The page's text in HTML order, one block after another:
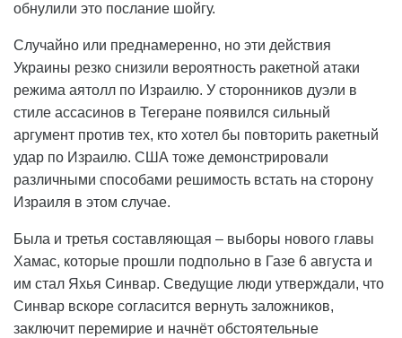
обнулили это послание шойгу.
Случайно или преднамеренно, но эти действия
Украины резко снизили вероятность ракетной атаки
режима аятолл по Израилю. У сторонников дуэли в
стиле ассасинов в Тегеране появился сильный
аргумент против тех, кто хотел бы повторить ракетный
удар по Израилю. США тоже демонстрировали
различными способами решимость встать на сторону
Израиля в этом случае.
Была и третья составляющая – выборы нового главы
Хамас, которые прошли подпольно в Газе 6 августа и
им стал Яхья Синвар. Сведущие люди утверждали, что
Синвар вскоре согласится вернуть заложников,
заключит перемирие и начнёт обстоятельные